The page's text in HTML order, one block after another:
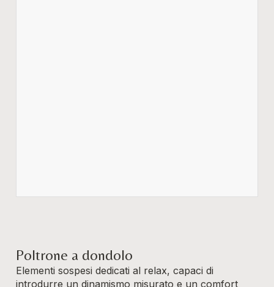
Poltrone a dondolo
Elementi sospesi dedicati al relax, capaci di
introdurre un dinamismo misurato e un comfort